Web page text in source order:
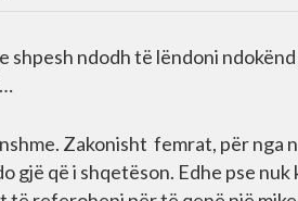
ndodh të lëndoni ndokënd
Zakonisht femrat, për nga
gjë që i shqetëson. Edhe pse